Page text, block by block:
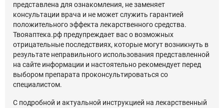
представлена для ознакомления, не заменяет
консультации врача и не может служить гарантией
положительного эффекта лекарственного средства.
Твояаптека.рф предупреждает вас о возможных
отрицательные последствиях, которые могут возникнуть в
результате неправильного использования представленной
на сайте информации и настоятельно рекомендует перед
выбором препарата проконсультироваться со
специалистом.
С подробной и актуальной инструкцией на лекарственный